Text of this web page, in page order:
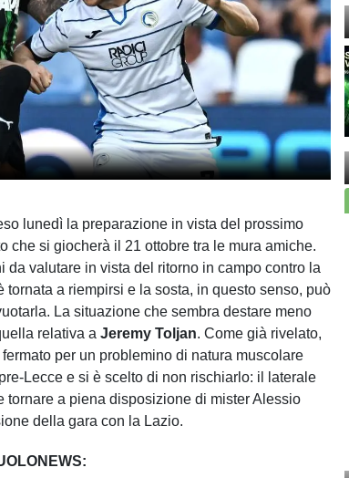
lunedì la preparazione in vista del prossimo
che si giocherà il 21 ottobre tra le mura amiche.
da valutare in vista del ritorno in campo contro la
tornata a riempirsi e la sosta, in questo senso, può
La situazione che sembra destare meno
relativa aJeremy Toljan. Come già rivelato,
per un problemino di natura muscolare
Lecce e si è scelto di non rischiarlo: il laterale
tornare a piena disposizione di mister Alessio
della gara con la Lazio.